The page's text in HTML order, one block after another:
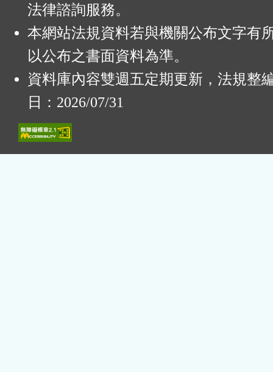
法律諮詢服務。
本網站法規資料若與機關公布文字有
以公布之書面資料為準。
資料庫內容雙週五定期更新，法規整
日：2026/07/31